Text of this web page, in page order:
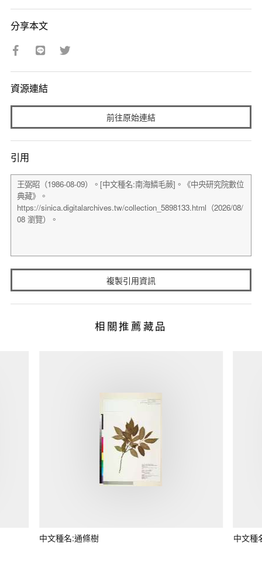
分享本文
資源連結
前往原始連結
引用
複製引用資訊
相關推薦藏品
中文種名:通條樹 中文種